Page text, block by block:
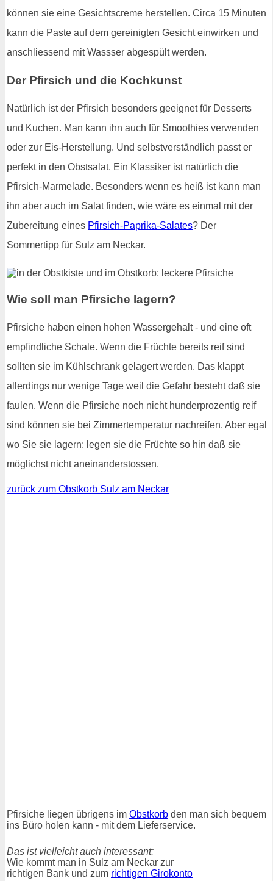
können sie eine Gesichtscreme herstellen. Circa 15 Minuten
kann die Paste auf dem gereinigten Gesicht einwirken und
anschliessend mit Wassser abgespült werden.
Der Pfirsich und die Kochkunst
Natürlich ist der Pfirsich besonders geeignet für Desserts
und Kuchen. Man kann ihn auch für Smoothies verwenden
oder zur Eis-Herstellung. Und selbstverständlich passt er
perfekt in den Obstsalat. Ein Klassiker ist natürlich die
Pfirsich-Marmelade. Besonders wenn es heiß ist kann man
ihn aber auch im Salat finden, wie wäre es einmal mit der
Zubereitung eines Pfirsich-Paprika-Salates? Der
Sommertipp für Sulz am Neckar.
Wie soll man Pfirsiche lagern?
Pfirsiche haben einen hohen Wassergehalt - und eine oft
empfindliche Schale. Wenn die Früchte bereits reif sind
sollten sie im Kühlschrank gelagert werden. Das klappt
allerdings nur wenige Tage weil die Gefahr besteht daß sie
faulen. Wenn die Pfirsiche noch nicht hunderprozentig reif
sind können sie bei Zimmertemperatur nachreifen. Aber egal
wo Sie sie lagern: legen sie die Früchte so hin daß sie
möglichst nicht aneinanderstossen.
zurück zum Obstkorb Sulz am Neckar
Pfirsiche liegen übrigens im Obstkorb den man sich bequem
ins Büro holen kann - mit dem Lieferservice.
Das ist vielleicht auch interessant:
Wie kommt man in Sulz am Neckar zur
richtigen Bank und zum richtigen Girokonto